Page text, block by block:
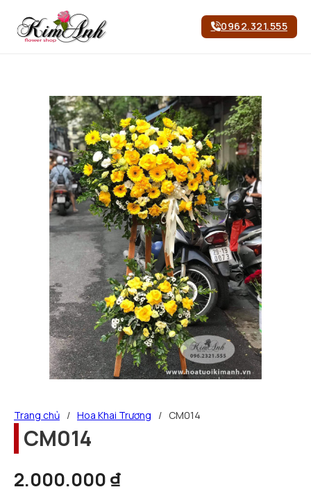
0962.321.555
Trang chủ / Hoa Khai Trương / CM014
CM014
2.000.000₫